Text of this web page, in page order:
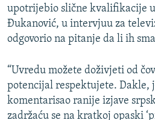
upotrijebio slične kvalifikacije
Đukanović, u intervjuu za
odgovorio na pitanje da li ih
“Uvredu možete doživjeti od
potencijal respektujete. Dakle,
komentarisao ranije izjave
zadržaću se na kratkoj opaski